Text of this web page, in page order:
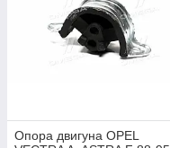
Опора двигуна OPEL